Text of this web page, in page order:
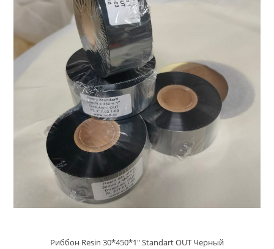
Риббон Resin 30*450*1" Standart OUT Черный